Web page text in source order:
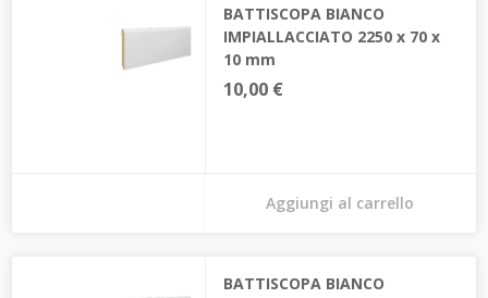
BATTISCOPA BIANCO
IMPIALLACCIATO 2250 x 70 x
10 mm
10,00 €
Aggiungi al carrello
BATTISCOPA BIANCO